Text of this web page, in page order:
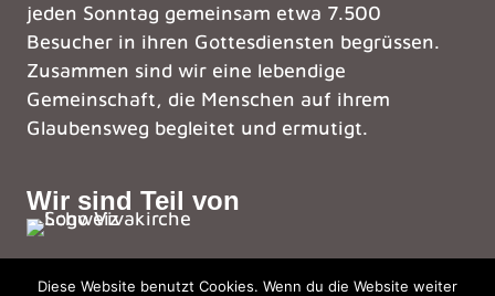
jeden Sonntag gemeinsam etwa 7.500
Besucher in ihren Gottesdiensten begrüssen.
Zusammen sind wir eine lebendige
Gemeinschaft, die Menschen auf ihrem
Glaubensweg begleitet und ermutigt.
Wir sind Teil von
Diese Website benutzt Cookies. Wenn du die Website weiter